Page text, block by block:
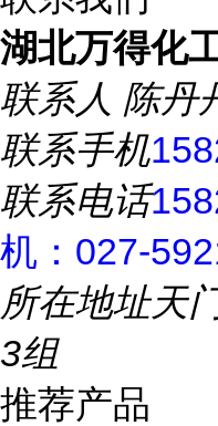
湖北万得化
联系人 陈丹
联系手机
联系电话
机：027-
所在地址天
3组
推荐产品